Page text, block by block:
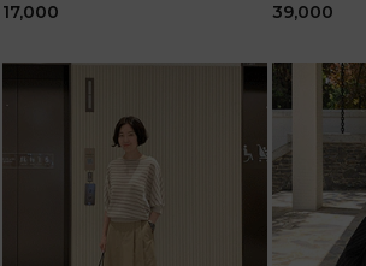
17,000 39,000